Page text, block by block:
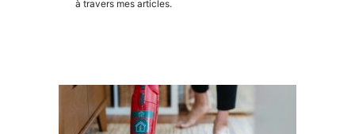
à travers mes articles.